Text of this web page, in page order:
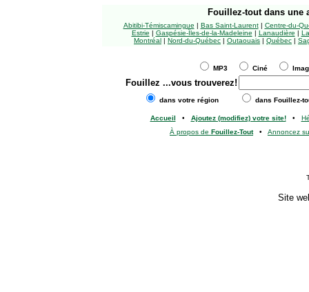
Fouillez-tout dans une
Abitibi-Témiscamingue | Bas Saint-Laurent| Centre-du-
Estrie | Gaspésie-Îles-de-la-Madeleine | Lanaudière |
Montréal | Nord-du-Québec | Outaouais | Québec |
MP3 Ciné
Fouillez ...vous trouverez!
dans votre région dans Fouillez-
Accueil • Ajoutez (modifiez) votre site!•
À propos de Fouillez-Tout• Annoncez
Site